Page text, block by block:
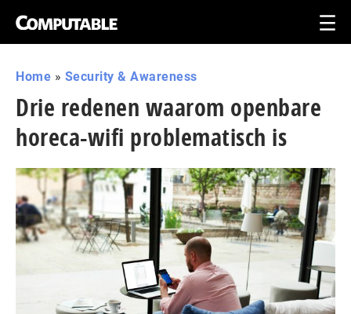
Home » Security & Awareness
Drie redenen waarom openbare
horeca-wifi problematisch is